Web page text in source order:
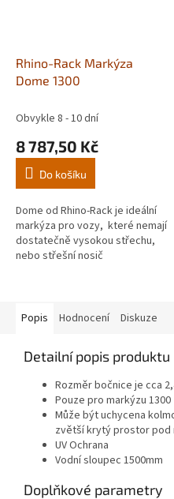
Rhino-Rack Markýza
Dome 1300
Obvykle 8 - 10 dní
8 787,50 Kč
Do košíku
Dome od Rhino-Rack je ideální
markýza pro vozy, které nemají
dostatečně vysokou střechu,
nebo střešní nosič
Popis Hodnocení Diskuze
Detailní popis produktu
Rozměr bočnice je cca
Pouze pro markýzu 1300
Může být uchycena
zvětší krytý prostor pod
UV Ochrana
Vodní sloupec 1500mm
Doplňkové parametry